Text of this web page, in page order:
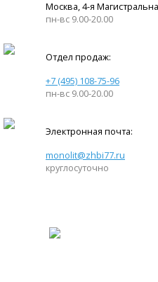
Москва, 4-я
пн-вс 9.00-20.00
Отдел продаж:
+7 (495) 108-75-96
пн-вс 9.00-20.00
Электронная почта:
monolit@zhbi77.ru
круглосуточно